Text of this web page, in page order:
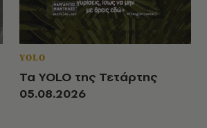
YOLO
Τα YOLO της Τετάρτης
05.08.2026